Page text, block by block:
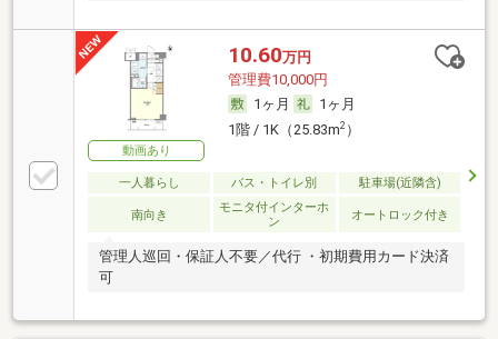
動画あり
10.60万円
管理費10,000円
1ヶ月
1ヶ月
1階 / 1K（25.83m2）
一人暮らし バス・トイレ別 駐車場(近隣含)
南向き
モニタ付インターホ
ン
オートロック付き
管理人巡回・保証人不要／代行 ・初期費用カード決済
可